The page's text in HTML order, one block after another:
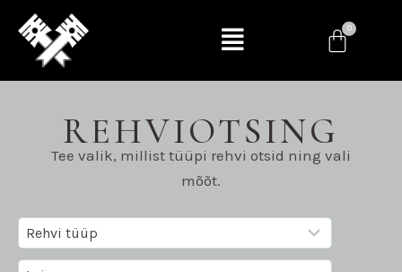
REHVIOTSING
Tee valik, millist tüüpi rehvi otsid ning vali
mõõt.